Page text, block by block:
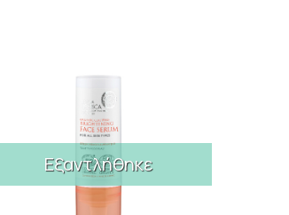
Εξαντλήθηκε